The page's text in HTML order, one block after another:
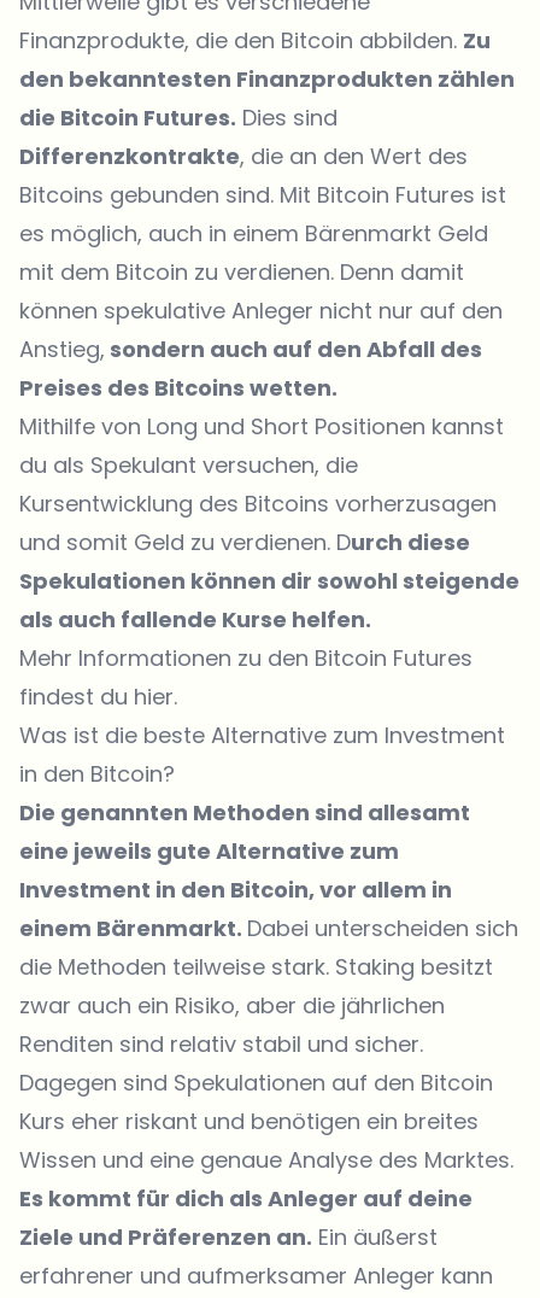
Finanzprodukte, die den Bitcoin abbilden. Zu
den bekanntesten Finanzprodukten zählen
die Bitcoin Futures. Dies sind
Differenzkontrakte, die an den Wert des
Bitcoins gebunden sind. Mit Bitcoin Futures ist
es möglich, auch in einem Bärenmarkt Geld
mit dem Bitcoin zu verdienen. Denn damit
können spekulative Anleger nicht nur auf den
Anstieg, sondern auch auf den Abfall des
Preises des Bitcoins wetten.
Mithilfe von Long und Short Positionen kannst
du als Spekulant versuchen, die
Kursentwicklung des Bitcoins vorherzusagen
und somit Geld zu verdienen. Durch diese
Spekulationen können dir sowohl steigende
als auch fallende Kurse helfen.
Mehr Informationen zu den Bitcoin Futures
findest du hier.
Was ist die beste Alternative zum Investment
in den Bitcoin?
Die genannten Methoden sind allesamt
eine jeweils gute Alternative zum
Investment in den Bitcoin, vor allem in
einem Bärenmarkt. Dabei unterscheiden sich
die Methoden teilweise stark. Staking besitzt
zwar auch ein Risiko, aber die jährlichen
Renditen sind relativ stabil und sicher.
Dagegen sind Spekulationen auf den Bitcoin
Kurs eher riskant und benötigen ein breites
Wissen und eine genaue Analyse des Marktes.
Es kommt für dich als Anleger auf deine
Ziele und Präferenzen an. Ein äußerst
erfahrener und aufmerksamer Anleger kann